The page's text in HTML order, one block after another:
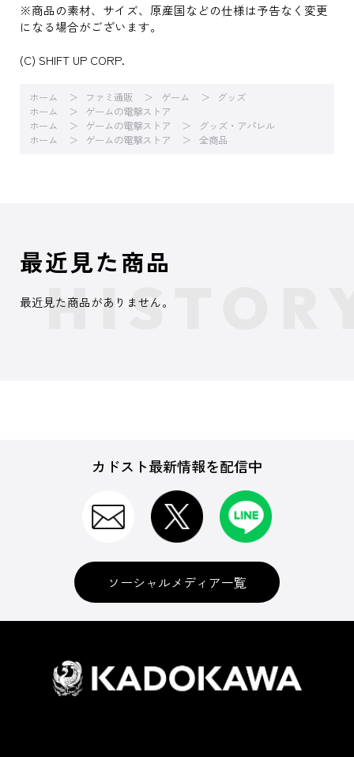
※商品の素材、サイズ、原産国などの仕様は予告なく変更
になる場合がございます。
(C) SHIFT UP CORP.
ホーム ファミ通販 ゲーム
グッズ
ホーム
ゲームの電撃ストア
ホーム
ゲームの電撃ストア
グッズ・アパレル
ホーム
ゲームの電撃ストア 全商品
最近見た商品
最近見た商品がありません。
カドスト最新情報を配信中
ソーシャルメディア一覧